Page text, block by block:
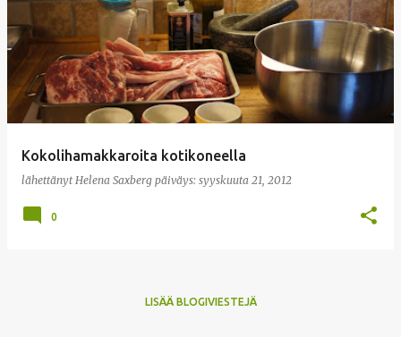
Kokolihamakkaroita kotikoneella
lähettänyt Helena Saxberg päiväys: syyskuuta 21, 2012
0
LISÄÄ BLOGIVIESTEJÄ